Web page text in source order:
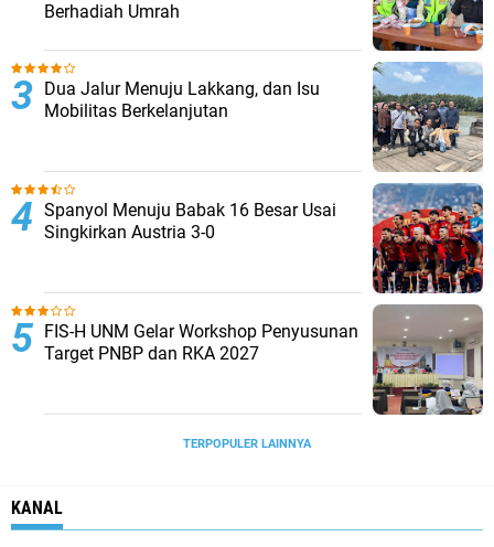
Berhadiah Umrah
Dua Jalur Menuju Lakkang, dan Isu
Mobilitas Berkelanjutan
Spanyol Menuju Babak 16 Besar Usai
Singkirkan Austria 3-0
FIS-H UNM Gelar Workshop Penyusunan
Target PNBP dan RKA 2027
TERPOPULER LAINNYA
KANAL